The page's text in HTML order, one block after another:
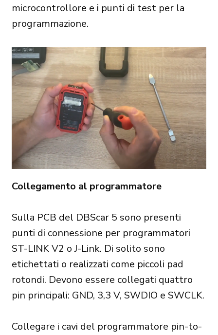
microcontrollore e i punti di test per la
programmazione.
Collegamento al programmatore
Sulla PCB del DBScar 5 sono presenti
punti di connessione per programmatori
ST-LINK V2 o J-Link. Di solito sono
etichettati o realizzati come piccoli pad
rotondi. Devono essere collegati quattro
pin principali: GND, 3,3 V, SWDIO e SWCLK.
Collegare i cavi del programmatore pin-to-